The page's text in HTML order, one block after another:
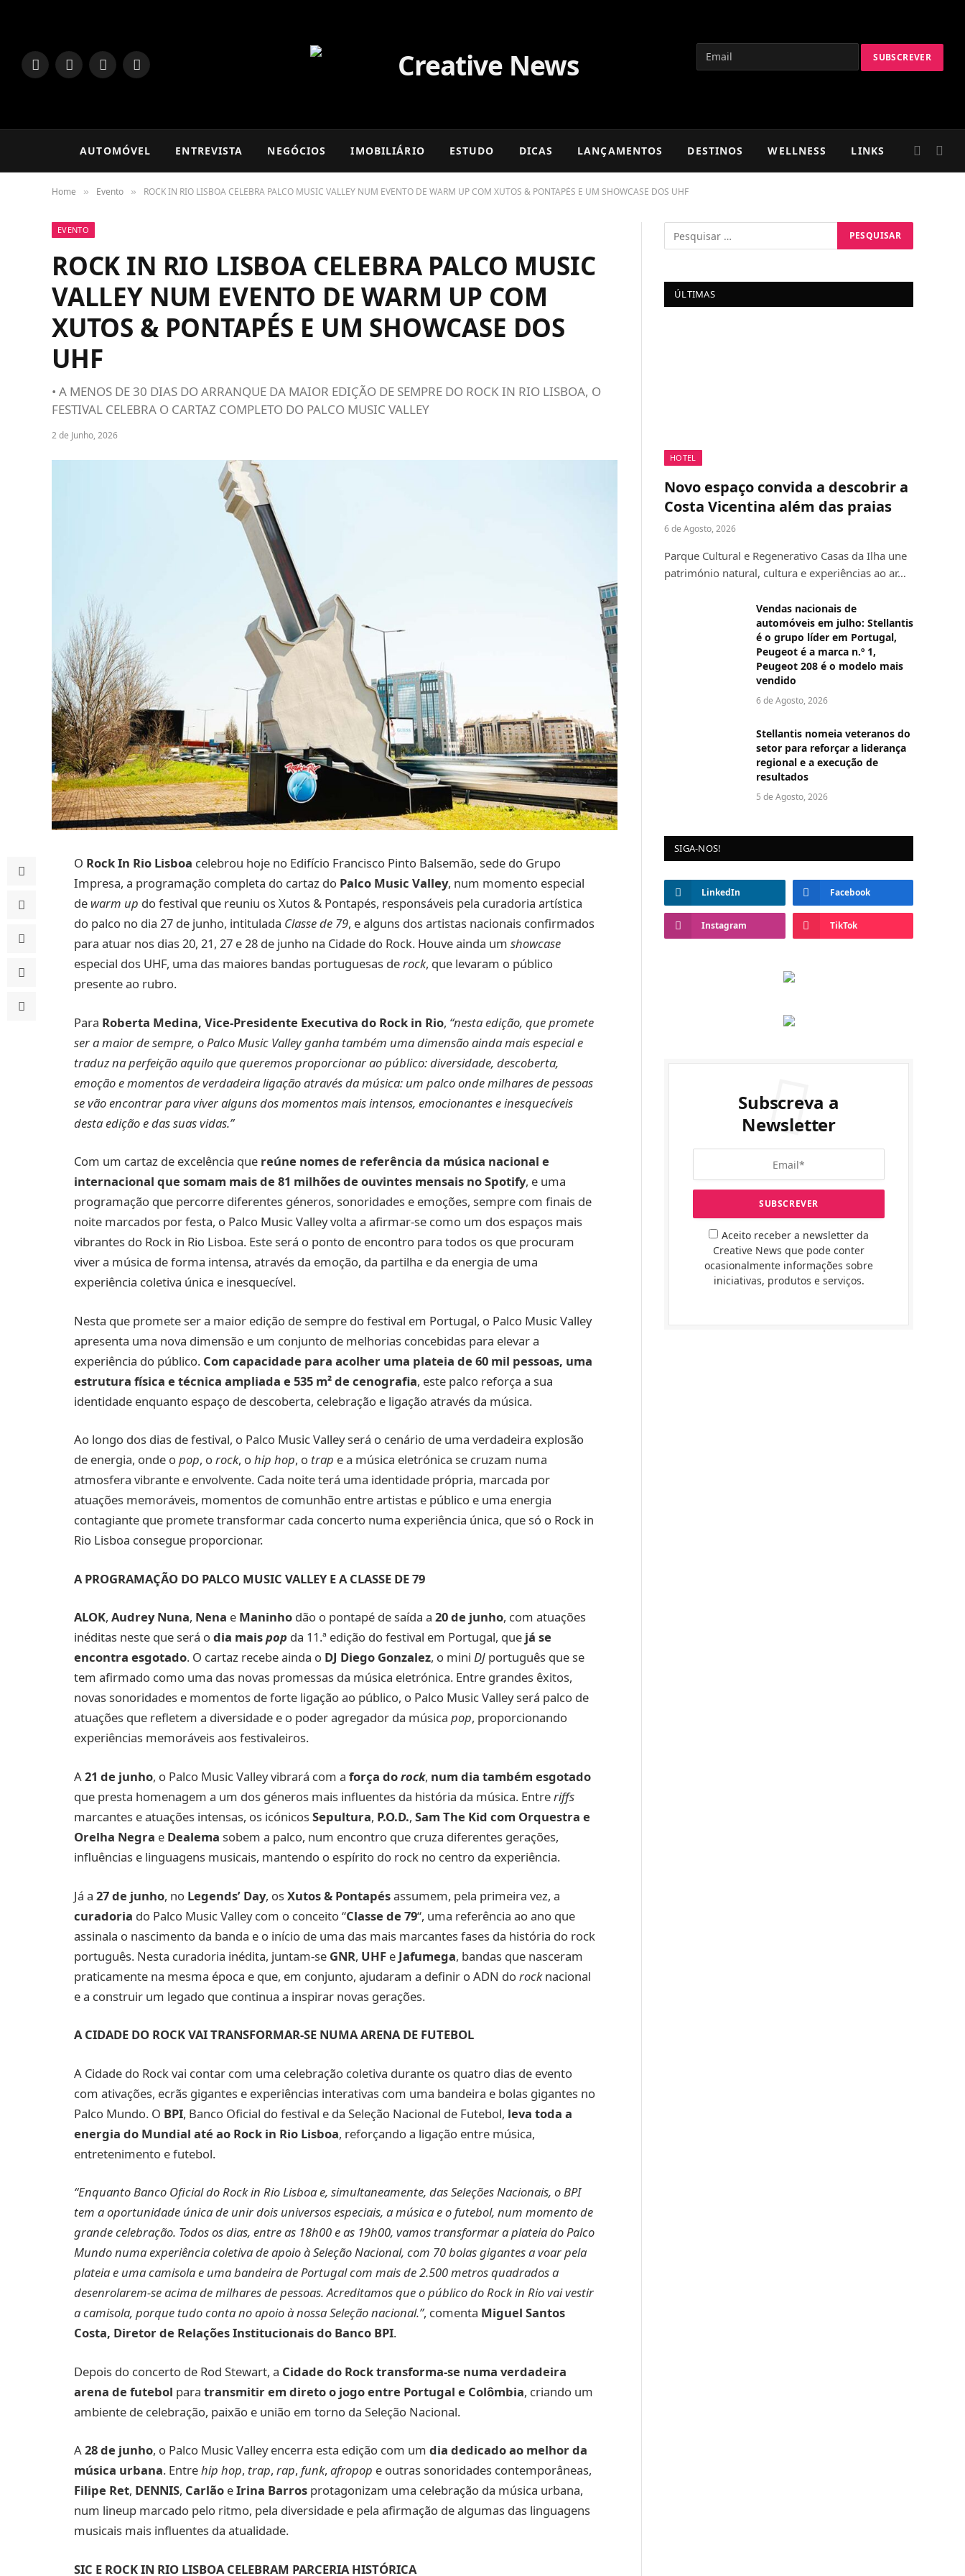
LinkedInFacebookInstagram
TikTok
AUTOMÓVEL ENTREVISTA NEGÓCIOS IMOBILIÁRIO ESTUDO DICAS LANÇAMENTOS DESTINOS WELLNESS LINKS
Home » Evento » ROCK IN RIO LISBOA CELEBRA PALCO MUSIC VALLEY NUM EVENTO DE WARM UP COM XUTOS & PONTAPÉS E UM SHOWCASE DOS UHF
EVENTO
ROCK IN RIO LISBOA CELEBRA PALCO MUSIC
VALLEY NUM EVENTO DE WARM UP COM
XUTOS & PONTAPÉS E UM SHOWCASE DOS
UHF
• A MENOS DE 30 DIAS DO ARRANQUE DA MAIOR EDIÇÃO DE SEMPRE DO ROCK IN RIO LISBOA, O
FESTIVAL CELEBRA O CARTAZ COMPLETO DO PALCO MUSIC VALLEY
2 de Junho, 2026
O Rock In Rio Lisboa celebrou hoje no Edifício Francisco Pinto Balsemão, sede do Grupo
Impresa, a programação completa do cartaz do Palco Music Valley, num momento especial
de warm up do festival que reuniu os Xutos & Pontapés, responsáveis pela curadoria artística
do palco no dia 27 de junho, intitulada Classe de 79, e alguns dos artistas nacionais confirmados
para atuar nos dias 20, 21, 27 e 28 de junho na Cidade do Rock. Houve ainda um showcase
especial dos UHF, uma das maiores bandas portuguesas derock, que levaram o público
presente ao rubro.
Para Roberta Medina, Vice-Presidente Executiva do Rock in Rio, “nesta edição, que promete
ser a maior de sempre, o Palco Music Valley ganha também uma dimensão ainda mais especial e
traduz na perfeição aquilo que queremos proporcionar ao público: diversidade, descoberta,
emoção e momentos de verdadeira ligação através da música: um palco onde milhares de pessoas
se vão encontrar para viver alguns dos momentos mais intensos, emocionantes e inesquecíveis
desta edição e das suas vidas.”
Com um cartaz de excelência que reúne nomes de referência da música nacional e
internacional que somam mais de 81 milhões de ouvintes mensais no Spotify, e uma
programação que percorre diferentes géneros, sonoridades e emoções, sempre com finais de
noite marcados por festa, o Palco Music Valley volta a afirmar-se como um dos espaços mais
vibrantes do Rock in Rio Lisboa. Este será o ponto de encontro para todos os que procuram
viver a música de forma intensa, através da emoção, da partilha e da energia de uma
experiência coletiva única e inesquecível.
Nesta que promete ser a maior edição de sempre do festival em Portugal, o Palco Music Valley
apresenta uma nova dimensão e um conjunto de melhorias concebidas para elevar a
experiência do público. Com capacidade para acolher uma plateia de 60 mil pessoas, uma
estrutura física e técnica ampliada e 535 m² de cenografia, este palco reforça a sua
identidade enquanto espaço de descoberta, celebração e ligação através da música.
Ao longo dos dias de festival, o Palco Music Valley será o cenário de uma verdadeira explosão
de energia, onde opop, orock, ohip hop, o trap e a música eletrónica se cruzam numa
atmosfera vibrante e envolvente. Cada noite terá uma identidade própria, marcada por
atuações memoráveis, momentos de comunhão entre artistas e público e uma energia
contagiante que promete transformar cada concerto numa experiência única, que só o Rock in
Rio Lisboa consegue proporcionar.
A PROGRAMAÇÃO DO PALCO MUSIC VALLEY E A CLASSE DE 79
ALOK, Audrey Nuna, Nena e Maninho dão o pontapé de saída a 20 de junho, com atuações
inéditas neste que será odia maispop da 11.ª edição do festival em Portugal, que já se
encontra esgotado. O cartaz recebe ainda o DJ Diego Gonzalez, o mini DJ português que se
tem afirmado como uma das novas promessas da música eletrónica. Entre grandes êxitos,
novas sonoridades e momentos de forte ligação ao público, o Palco Music Valley será palco de
atuações que refletem a diversidade e o poder agregador da música pop, proporcionando
experiências memoráveis aos festivaleiros.
A21 de junho, o Palco Music Valley vibrará com a força dorock, num dia também esgotado
que presta homenagem a um dos géneros mais influentes da história da música. Entreriffs
marcantes e atuações intensas, os icónicosSepultura, P.O.D., Sam The Kid com Orquestra e
Orelha Negra e Dealema sobem a palco, num encontro que cruza diferentes gerações,
influências e linguagens musicais, mantendo o espírito do rock no centro da experiência.
Já a 27 de junho, no Legends’ Day, osXutos & Pontapésassumem, pela primeira vez, a
curadoria do Palco Music Valley com o conceito “Classe de 79“, uma referência ao ano que
assinala o nascimento da banda e o início de uma das mais marcantes fases da história do rock
português. Nesta curadoria inédita, juntam-se GNR, UHF e Jafumega, bandas que nasceram
praticamente na mesma época e que, em conjunto, ajudaram a definir o ADN dorocknacional
e a construir um legado que continua a inspirar novas gerações.
A CIDADE DO ROCK VAI TRANSFORMAR-SE NUMA ARENA DE FUTEBOL
A Cidade do Rock vai contar com uma celebração coletiva durante os quatro dias de evento
com ativações, ecrãs gigantes e experiências interativas com uma bandeira e bolas gigantes no
Palco Mundo. O BPI, Banco Oficial do festival e da Seleção Nacional de Futebol, leva toda a
energia do Mundial até ao Rock in Rio Lisboa, reforçando a ligação entre música,
entretenimento e futebol.
“Enquanto Banco Oficial do Rock in Rio Lisboa e, simultaneamente, das Seleções Nacionais, o BPI
tem a oportunidade única de unir dois universos especiais, a música e o futebol, num momento de
grande celebração. Todos os dias, entre as 18h00 e as 19h00, vamos transformar a plateia do Palco
Mundo numa experiência coletiva de apoio à Seleção Nacional, com 70 bolas gigantes a voar pela
plateia e uma camisola e uma bandeira de Portugal com mais de 2.500 metros quadrados a
desenrolarem-se acima de milhares de pessoas. Acreditamos que o público do Rock in Rio vai vestir
a camisola, porque tudo conta no apoio à nossa Seleção nacional.”, comenta Miguel Santos
Costa, Diretor de Relações Institucionais do Banco BPI.
Depois do concerto de Rod Stewart, a Cidade do Rock transforma-se numa verdadeira
arena de futebol para transmitir em direto o jogo entre Portugal e Colômbia, criando um
ambiente de celebração, paixão e união em torno da Seleção Nacional.
A28 de junho, o Palco Music Valley encerra esta edição com um dia dedicado ao melhor da
música urbana. Entrehip hop, trap, rap, funk, afropop e outras sonoridades contemporâneas,
Filipe Ret, DENNIS, Carlão eIrina Barros protagonizam uma celebração da música urbana,
num lineup marcado pelo ritmo, pela diversidade e pela afirmação de algumas das linguagens
musicais mais influentes da atualidade.
SIC E ROCK IN RIO LISBOA CELEBRAM PARCERIA HISTÓRICA
ÚLTIMAS
HOTEL
Novo espaço convida a descobrir a
Costa Vicentina além das praias
6 de Agosto, 2026
Parque Cultural e Regenerativo Casas da Ilha une
património natural, cultura e experiências ao ar…
Vendas nacionais de
automóveis em julho: Stellantis
é o grupo líder em Portugal,
Peugeot é a marca n.º 1,
Peugeot 208 é o modelo mais
vendido
6 de Agosto, 2026
Stellantis nomeia veteranos do
setor para reforçar a liderança
regional e a execução de
resultados
5 de Agosto, 2026
SIGA-NOS!
LinkedIn Facebook
Instagram TikTok
Subscreva a
Newsletter
Aceito receber a newsletter da
Creative News que pode conter
ocasionalmente informações sobre
iniciativas, produtos e serviços.